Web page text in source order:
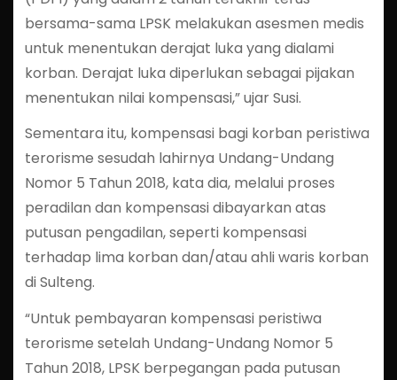
bersama-sama LPSK melakukan asesmen medis
untuk menentukan derajat luka yang dialami
korban. Derajat luka diperlukan sebagai pijakan
menentukan nilai kompensasi,” ujar Susi.
Sementara itu, kompensasi bagi korban peristiwa
terorisme sesudah lahirnya Undang-Undang
Nomor 5 Tahun 2018, kata dia, melalui proses
peradilan dan kompensasi dibayarkan atas
putusan pengadilan, seperti kompensasi
terhadap lima korban dan/atau ahli waris korban
di Sulteng.
“Untuk pembayaran kompensasi peristiwa
terorisme setelah Undang-Undang Nomor 5
Tahun 2018, LPSK berpegangan pada putusan